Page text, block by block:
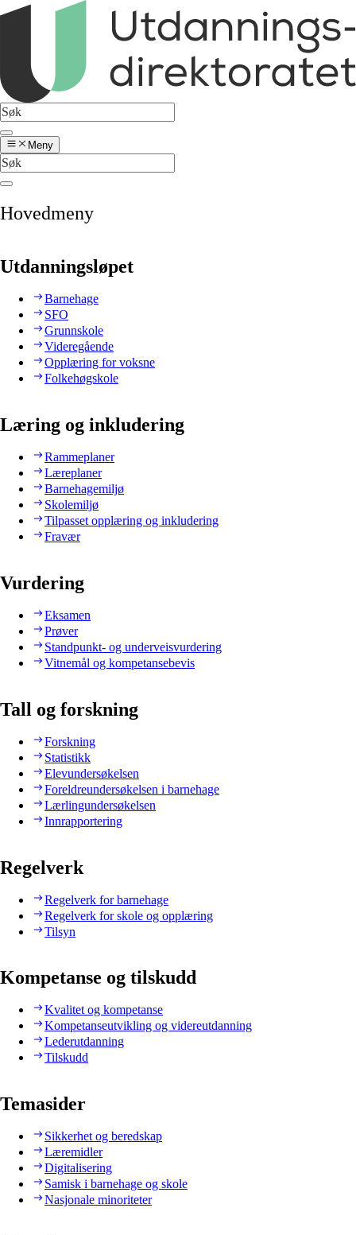
Meny
Hovedmeny
Utdanningsløpet
Barnehage
SFO
Grunnskole
Videregående
Opplæring for voksne
Folkehøgskole
Læring og inkludering
Rammeplaner
Læreplaner
Barnehagemiljø
Skolemiljø
Tilpasset opplæring og inkludering
Fravær
Vurdering
Eksamen
Prøver
Standpunkt- og underveisvurdering
Vitnemål og kompetansebevis
Tall og forskning
Forskning
Statistikk
Elevundersøkelsen
Foreldreundersøkelsen i barnehage
Lærlingundersøkelsen
Innrapportering
Regelverk
Regelverk for barnehage
Regelverk for skole og opplæring
Tilsyn
Kompetanse og tilskudd
Kvalitet og kompetanse
Kompetanseutvikling og videreutdanning
Lederutdanning
Tilskudd
Temasider
Sikkerhet og beredskap
Læremidler
Digitalisering
Samisk i barnehage og skole
Nasjonale minoriteter